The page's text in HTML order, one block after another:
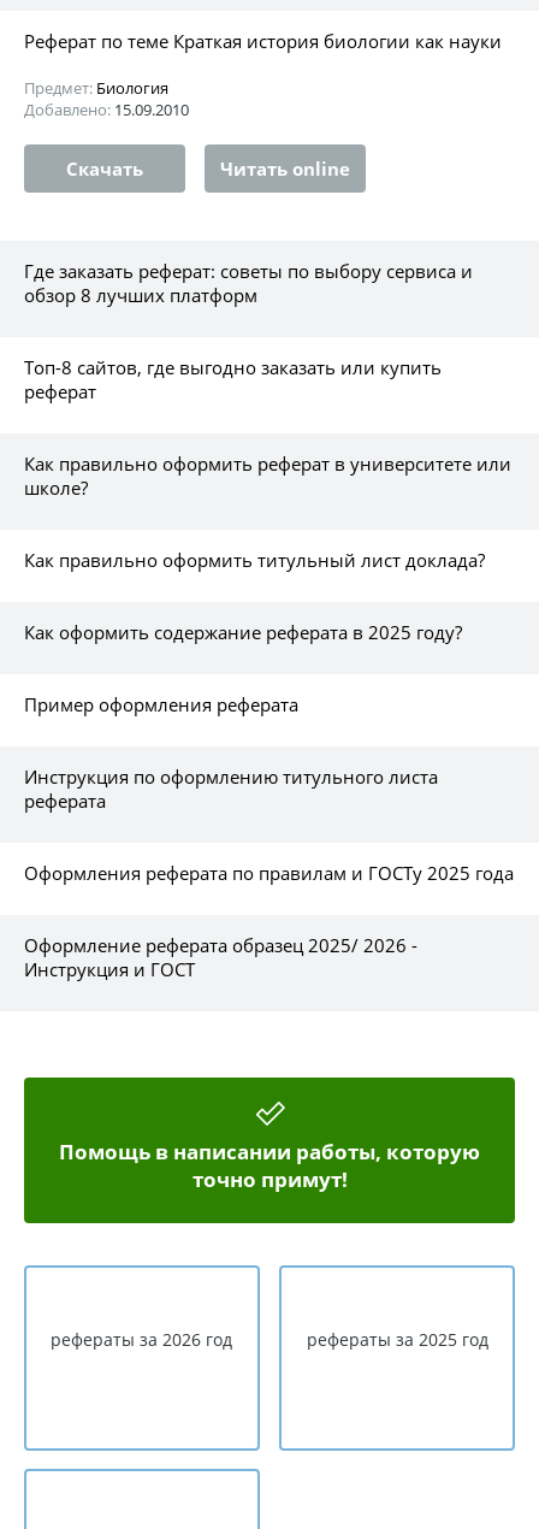
Реферат по теме Краткая история биологии как науки
Предмет: Биология
Добавлено: 15.09.2010
Скачать Читать online
Где заказать реферат: советы по выбору сервиса и
обзор 8 лучших платформ
Топ-8 сайтов, где выгодно заказать или купить
реферат
Как правильно оформить реферат в университете или
школе?
Как правильно оформить титульный лист доклада?
Как оформить содержание реферата в 2025 году?
Пример оформления реферата
Инструкция по оформлению титульного листа
реферата
Оформления реферата по правилам и ГОСТу 2025 года
Оформление реферата образец 2025/ 2026 -
Инструкция и ГОСТ
Помощь в написании работы, которую
точно примут!
рефераты за 2026 год рефераты за 2025 год